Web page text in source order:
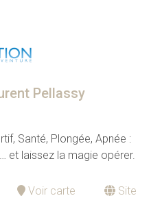
Pellassy
Santé, Plongée, Apnée :
et laissez la magie opérer.
Voir carte
Site